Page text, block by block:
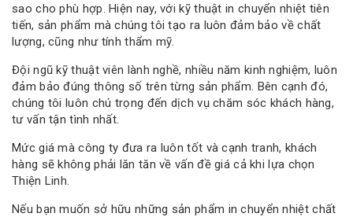
sao cho phù hợp. Hiện nay, với kỹ thuật in chuyển nhiệt tiên
tiến, sản phẩm mà chúng tôi tạo ra luôn đảm bảo về chất
lượng, cũng như tính thẩm mỹ.
Đội ngũ kỹ thuật viên lành nghề, nhiều năm kinh nghiệm, luôn
đảm bảo đúng thông số trên từng sản phẩm. Bên cạnh đó,
chúng tôi luôn chú trọng đến dịch vụ chăm sóc khách hàng,
tư vấn tận tình nhất.
Mức giá mà công ty đưa ra luôn tốt và cạnh tranh, khách
hàng sẽ không phải lăn tăn về vấn đề giá cả khi lựa chọn
Thiện Linh.
Nếu bạn muốn sở hữu những sản phẩm in chuyển nhiệt chất